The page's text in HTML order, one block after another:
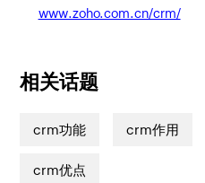
www.zoho.com.cn/crm/
相关话题
crm功能 crm作用
crm优点